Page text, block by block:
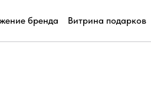
бренда Витрина подарков